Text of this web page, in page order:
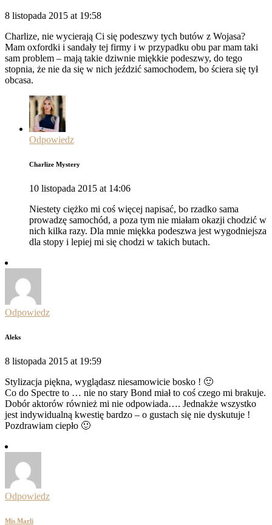
8 listopada 2015 at 19:58
Charlize, nie wycierają Ci się podeszwy tych butów z Wojasa?
Mam oxfordki i sandały tej firmy i w przypadku obu par mam taki
sam problem – mają takie dziwnie miękkie podeszwy, do tego
stopnia, że nie da się w nich jeździć samochodem, bo ściera się tył
obcasa.
Odpowiedz
Charlize Mystery
10 listopada 2015 at 14:06
Niestety ciężko mi coś więcej napisać, bo rzadko sama
prowadzę samochód, a poza tym nie miałam okazji chodzić w
nich kilka razy. Dla mnie miękka podeszwa jest wygodniejsza
dla stopy i lepiej mi się chodzi w takich butach.
Odpowiedz
Aleks
8 listopada 2015 at 19:59
Stylizacja piękna, wyglądasz niesamowicie bosko ! 🙂
Co do Spectre to … nie no stary Bond miał to coś czego mi brakuje.
Dobór aktorów również mi nie odpowiada…. Jednakże wszystko
jest indywidualną kwestię bardzo – o gustach się nie dyskutuje !
Pozdrawiam ciepło 🙂
Odpowiedz
Mis Marli